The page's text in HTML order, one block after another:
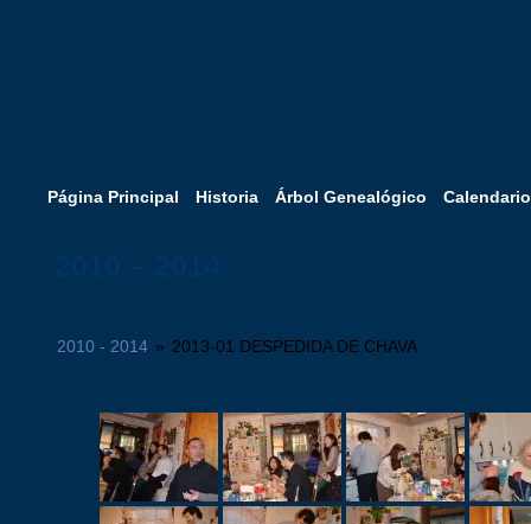
Página Principal Historia Árbol Genealógico Calendario
2010 - 2014 » 2013-01 DESPEDIDA DE CHAVA